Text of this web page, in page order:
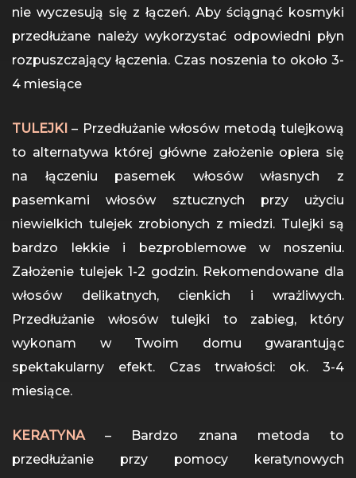
nie wyczesują się z łączeń. Aby ściągnąć kosmyki
przedłużane należy wykorzystać odpowiedni płyn
rozpuszczający łączenia. Czas noszenia to około 3-
4 miesiące
TULEJKI– Przedłużanie włosów metodą tulejkową
to alternatywa której główne założenie opiera się
na łączeniu pasemek włosów własnych z
pasemkami włosów sztucznych przy użyciu
niewielkich tulejek zrobionych z miedzi. Tulejki są
bardzo lekkie i bezproblemowe w noszeniu.
Założenie tulejek 1-2 godzin. Rekomendowane dla
włosów delikatnych, cienkich i wrażliwych.
Przedłużanie włosów tulejki to zabieg, który
wykonam w Twoim domu gwarantując
spektakularny efekt. Czas trwałości: ok. 3-4
miesiące.
KERATYNA – Bardzo znana metoda to
przedłużanie przy pomocy keratynowych